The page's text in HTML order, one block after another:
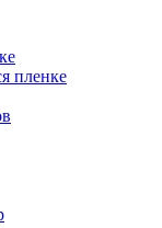
пленке